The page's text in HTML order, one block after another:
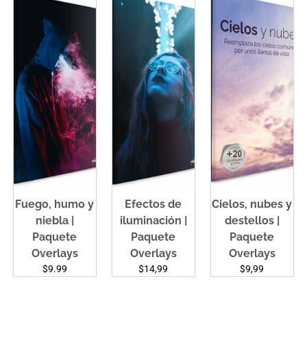
Fuego, humo y
niebla |
Paquete
Overlays
$9.99
Efectos de
iluminación |
Paquete
Overlays
$14,99
Cielos, nubes y
destellos |
Paquete
Overlays
$9,99